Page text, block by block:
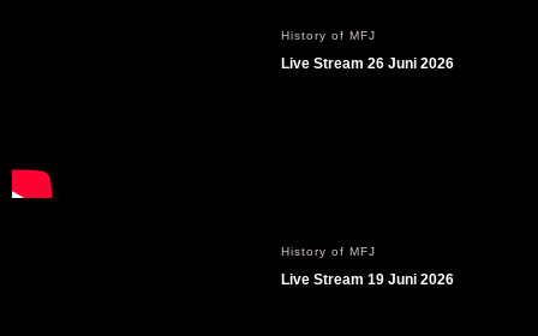
History of MFJ
Live Stream 26 Juni 2026
History of MFJ
Live Stream 19 Juni 2026